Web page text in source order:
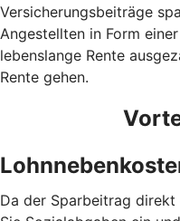
Versicherungsbeiträge
Angestellten in Form
lebenslange Rente
Rente gehen.
Da der Sparbeitrag